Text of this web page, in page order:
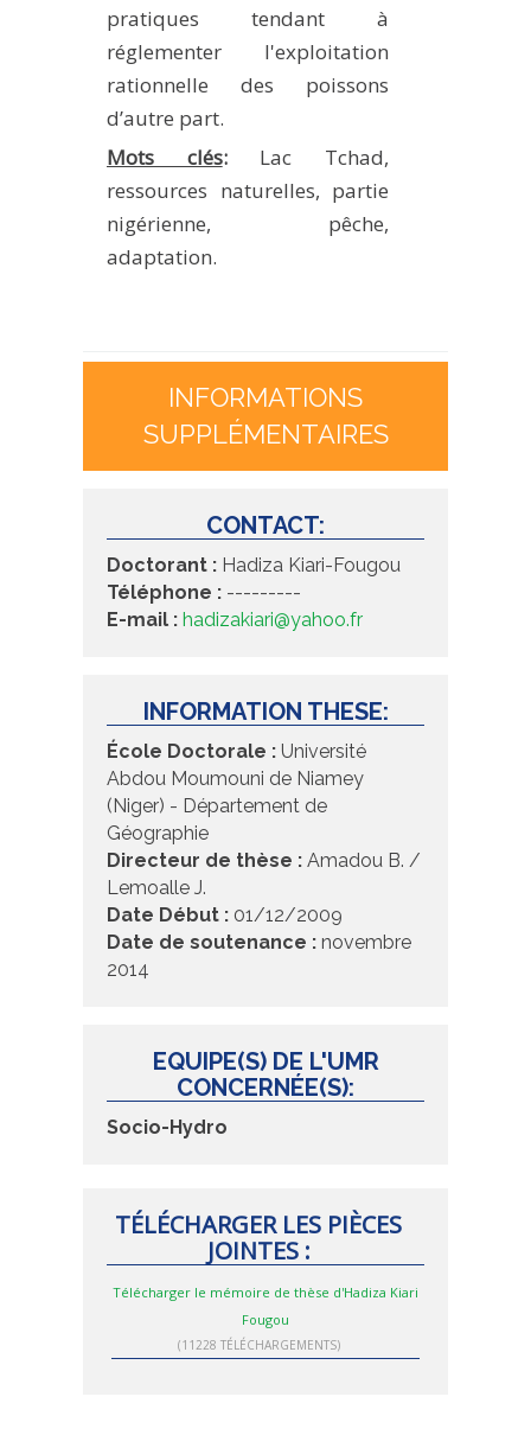
pratiques tendant à
réglementer l'exploitation
rationnelle des poissons
d’autre part.
Mots clés:Lac Tchad,
ressources naturelles, partie
nigérienne, pêche,
adaptation.
INFORMATIONS
SUPPLÉMENTAIRES
CONTACT:
Doctorant : Hadiza Kiari-Fougou
Téléphone : ---------
E-mail : hadizakiari@yahoo.fr
INFORMATION THESE:
École Doctorale : Université
Abdou Moumouni de Niamey
(Niger) - Département de
Géographie
Directeur de thèse : Amadou B. /
Lemoalle J.
Date Début : 01/12/2009
Date de soutenance : novembre
2014
EQUIPE(S) DE L'UMR
CONCERNÉE(S):
Socio-Hydro
TÉLÉCHARGER LES PIÈCES
JOINTES :
Télécharger le mémoire de thèse d'Hadiza Kiari
Fougou
(11228 TÉLÉCHARGEMENTS)